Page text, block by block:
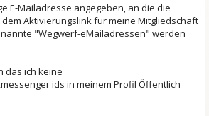
E-Mailadresse angegeben, an die die
Aktivierungslink für meine Mitgliedschaft
"Wegwerf-eMailadressen" werden
das ich keine
ids in meinem Profil Öffentlich